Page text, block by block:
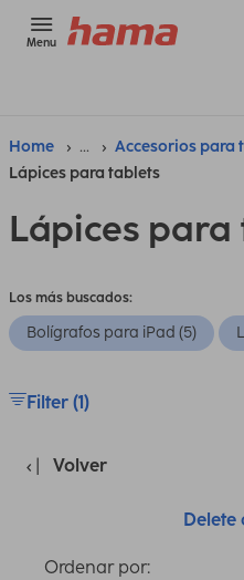
Menu
Home ...
Accesorios para
Lápices para tablets
Lápices para
Los más buscados:
Bolígrafos para iPad (5)
Filter (1)
Volver
Delete
Ordenar por: